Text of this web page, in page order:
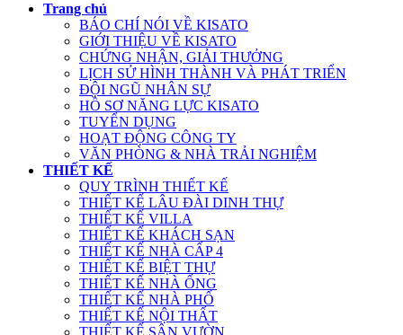
Trang chủ
BÁO CHÍ NÓI VỀ KISATO
GIỚI THIỆU VỀ KISATO
CHỨNG NHẬN, GIẢI THƯỞNG
LỊCH SỬ HÌNH THÀNH VÀ PHÁT TRIỂN
ĐỘI NGŨ NHÂN SỰ
HỒ SƠ NĂNG LỰC KISATO
TUYỂN DỤNG
HOẠT ĐỘNG CÔNG TY
VĂN PHÒNG & NHÀ TRẢI NGHIỆM
THIẾT KẾ
QUY TRÌNH THIẾT KẾ
THIẾT KẾ LÂU ĐÀI DINH THỰ
THIẾT KẾ VILLA
THIẾT KẾ KHÁCH SẠN
THIẾT KẾ NHÀ CẤP 4
THIẾT KẾ BIỆT THỰ
THIẾT KẾ NHÀ ỐNG
THIẾT KẾ NHÀ PHỐ
THIẾT KẾ NỘI THẤT
THIẾT KẾ SÂN VƯỜN